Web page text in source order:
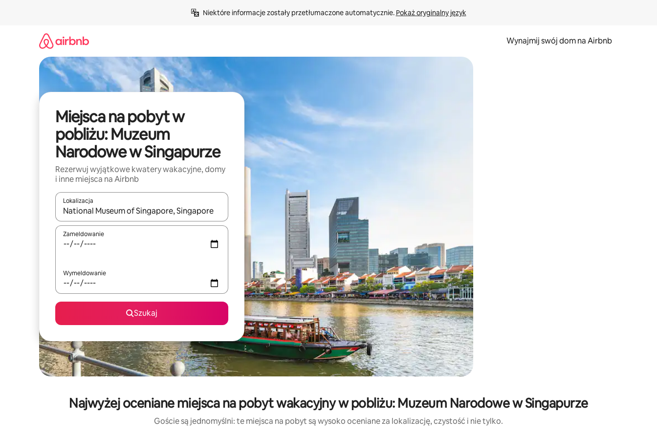
Niektóre informacje zostały przetłumaczone automatycznie. Pokaż oryginalny język
Wynajmij swój dom na Airbnb
Miejsca na pobyt w
pobliżu: Muzeum
Narodowe w Singapurze
Rezerwuj wyjątkowe kwatery wakacyjne, domy
i inne miejsca na Airbnb
Lokalizacja
Gdy wyniki będą dostępne, możesz poruszać się po nich za pomocą klawiszy strzałek w górę i w dół lub przeglądać je za pomocą gestów dotykowych lub przesuwania.
Zameldowanie
Wymeldowanie
Szukaj
Najwyżej oceniane miejsca na pobyt wakacyjny w pobliżu: Muzeum Narodowe w Singapurze
Goście są jednomyślni: te miejsca na pobyt są wysoko oceniane za lokalizację, czystość i nie tylko.